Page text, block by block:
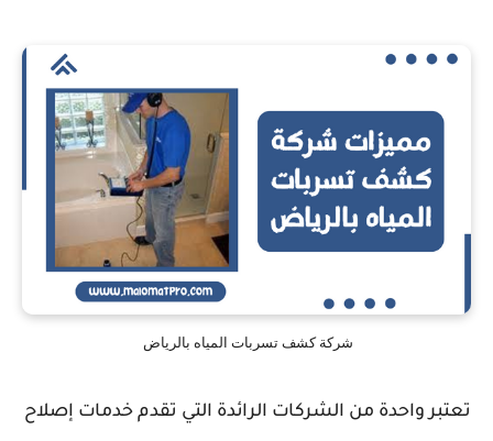
شركة كشف تسربات المياه بالرياض
تعتبر واحدة من الشركات الرائدة التي تقدم خدمات إصلاح